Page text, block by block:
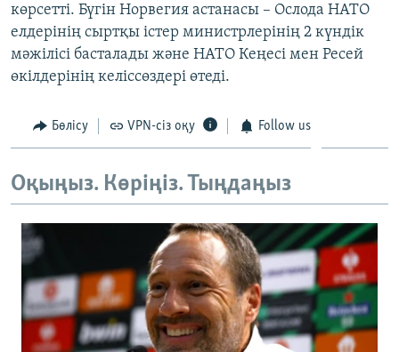
Басқа тілдерде
көрсетті. Бүгін Норвегия астанасы – Ослода НАТО
елдерінің сыртқы істер министрлерінің 2 күндік
мәжілісі басталады және НАТО Кеңесі мен Ресей
өкілдерінің келіссөздері өтеді.
Бөлісу VPN-сіз оқу Follow us
Оқыңыз. Көріңіз. Тыңдаңыз